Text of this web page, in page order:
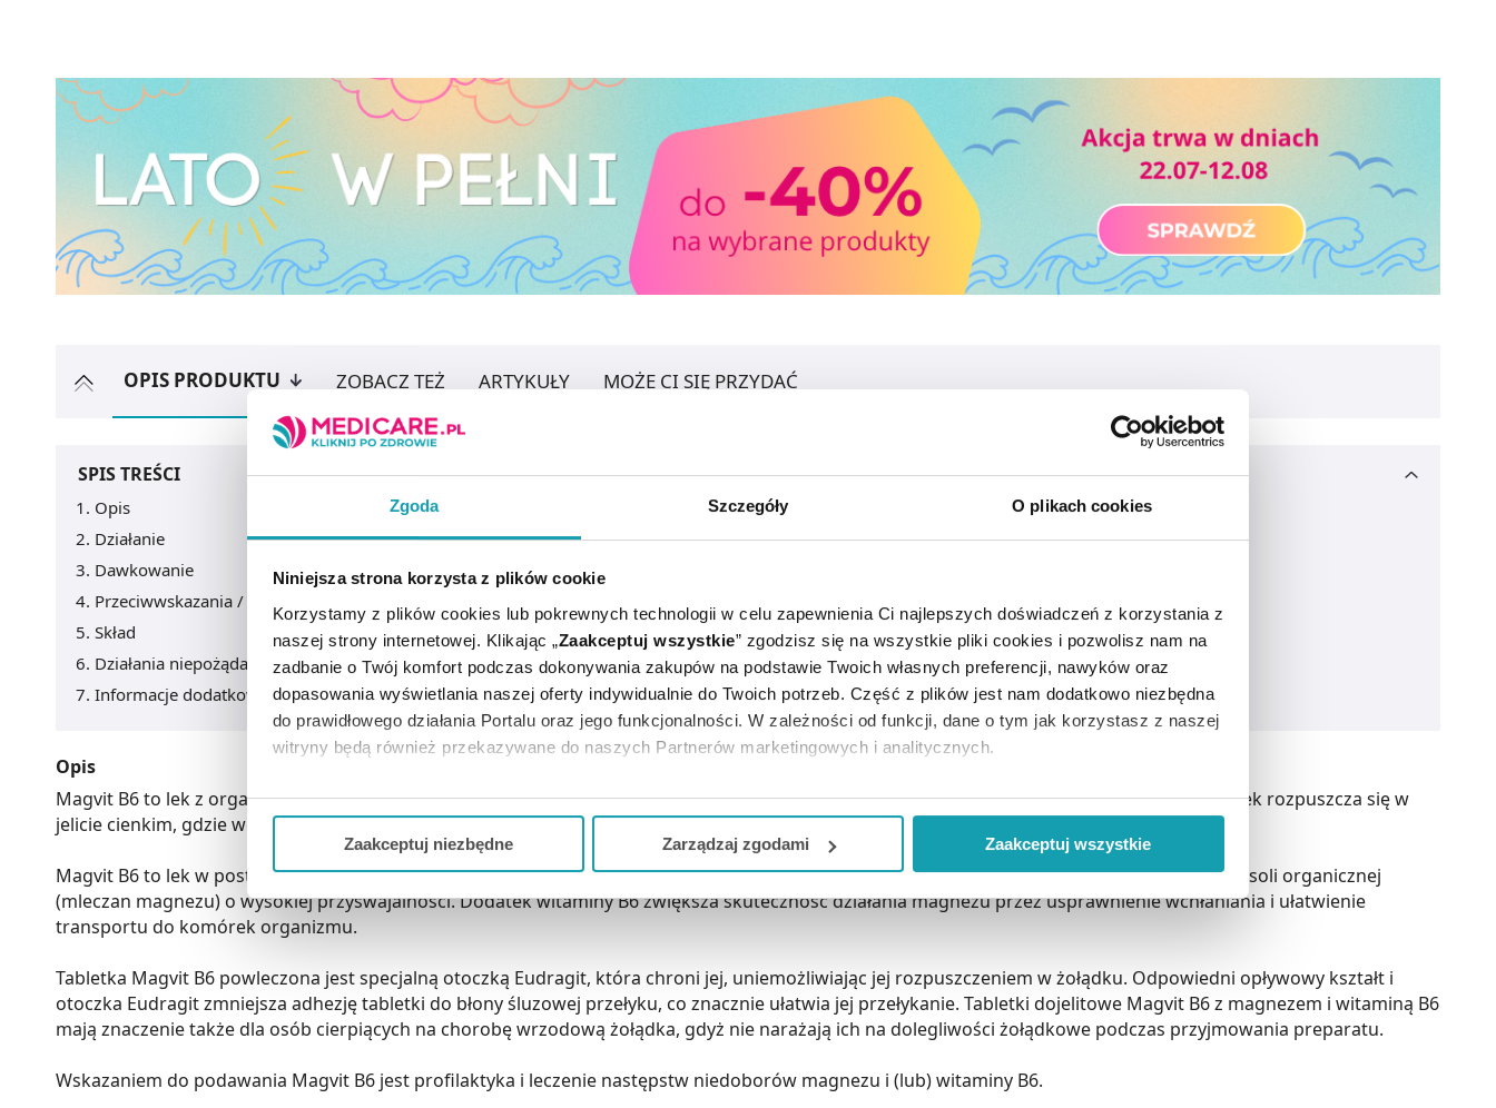
Zgoda Szczegóły O plikach cookies
Niniejsza strona korzysta z plików cookie
Korzystamy z plików cookies lub pokrewnych technologii w celu zapewnienia Ci najlepszych doświadczeń z korzystania z
naszej strony internetowej. Klikając „Zaakceptuj wszystkie” zgodzisz się na wszystkie pliki cookies i pozwolisz nam na
zadbanie o Twój komfort podczas dokonywania zakupów na podstawie Twoich własnych preferencji, nawyków oraz
dopasowania wyświetlania naszej oferty indywidualnie do Twoich potrzeb. Część z plików jest nam dodatkowo niezbędna
do prawidłowego działania Portalu oraz jego funkcjonalności. W zależności od funkcji, dane o tym jak korzystasz z naszej
witryny będą również przekazywane do naszych Partnerów marketingowych i analitycznych.
Jeżeli chcesz dostosować swoją zgodę i wybrać tylko niektóre dodatkowe funkcje, z którymi wiąże się zbieranie danych o
Ciebie danych, które nie są niezbędne dla funkcjonowania Strony. Będzie się to jednak wiązało z brakiem dostępu do
wszystkich funkcjonalności Strony.
Zaakceptuj niezbędne Zarządzaj zgodami Zaakceptuj wszystkie
OPIS PRODUKTU ZOBACZ TEŻ ARTYKUŁY MOŻE CI SIĘ PRZYDAĆ
SPIS TREŚCI
Opis
Działanie
Dawkowanie
Przeciwwskazania / Informacje o bezpieczeństwie
Skład
Działania niepożądane
Informacje dodatkowe
Opis
Magvit B6 to lek z organicznym magnezem i witaminą B6, ma postać tabletki dojelitowej o wysokim poziomie wchłaniania i przyswajalności. Lek rozpuszcza się w
jelicie cienkim, gdzie wchłanianie magnezu jest największe.
Magvit B6 to lek w postaci tabletki dojelitowej, zawierający w składzie magnez organiczny i witaminę B6. Magvit B6 zawiera magnez w postaci soli organicznej
(mleczan magnezu) o wysokiej przyswajalności. Dodatek witaminy B6 zwiększa skuteczność działania magnezu przez usprawnienie wchłaniania i ułatwienie
transportu do komórek organizmu.
Tabletka Magvit B6 powleczona jest specjalną otoczką Eudragit, która chroni jej, uniemożliwiając jej rozpuszczeniem w żołądku. Odpowiedni opływowy kształt i
otoczka Eudragit zmniejsza adhezję tabletki do błony śluzowej przełyku, co znacznie ułatwia jej przełykanie. Tabletki dojelitowe Magvit B6 z magnezem i witaminą B6
mają znaczenie także dla osób cierpiących na chorobę wrzodową żołądka, gdyż nie narażają ich na dolegliwości żołądkowe podczas przyjmowania preparatu.
Wskazaniem do podawania Magvit B6 jest profilaktyka i leczenie następstw niedoborów magnezu i (lub) witaminy B6.